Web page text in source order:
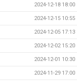
2024-12-18 18:00
2024-12-15 10:55
2024-12-05 17:13
2024-12-02 15:20
2024-12-01 10:30
2024-11-29 17:00